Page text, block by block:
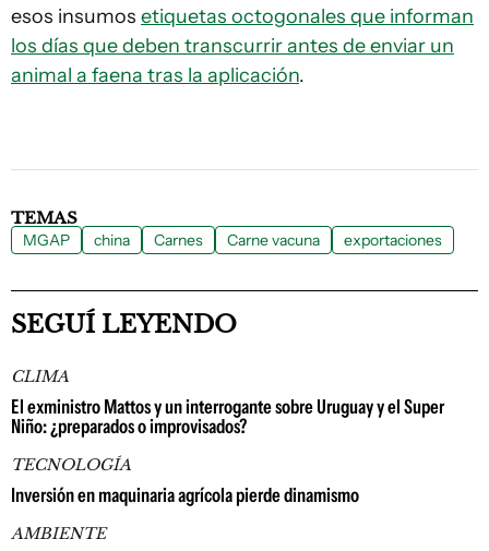
esos insumos etiquetas octogonales que informan
los días que deben transcurrir antes de enviar un
animal a faena tras la aplicación.
TEMAS
MGAP china Carnes Carne vacuna exportaciones
SEGUÍ LEYENDO
CLIMA
El exministro Mattos y un interrogante sobre Uruguay y el Super
Niño: ¿preparados o improvisados?
TECNOLOGÍA
Inversión en maquinaria agrícola pierde dinamismo
AMBIENTE